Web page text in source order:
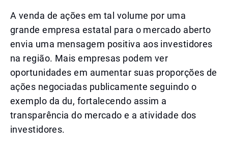
A venda de ações em tal volume por uma
grande empresa estatal para o mercado aberto
envia uma mensagem positiva aos investidores
na região. Mais empresas podem ver
oportunidades em aumentar suas proporções de
ações negociadas publicamente seguindo o
exemplo da du, fortalecendo assim a
transparência do mercado e a atividade dos
investidores.